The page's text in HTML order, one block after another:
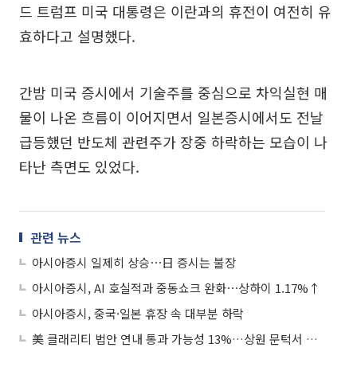
드 트럼프 미국 대통령은 이란과의 휴전이 여전히 유
효하다고 설명했다.
간밤 미국 증시에서 기술주를 중심으로 차익실현 매
물이 나온 흐름이 이어지면서 일본증시에서도 전날
급등했던 반도체 관련주가 장중 하락하는 모습이 나
타난 측면도 있었다.
관련 뉴스
아시아증시 일제히 상승⋯日 증시는 불장
아시아증시, AI 호실적과 중동쇼크 완화⋯상하이 1.17%↑
아시아증시, 중국·일본 휴장 속 대부분 하락
美 클래리티 법안 연내 통과 가능성 13%…상원 문턱서 제동